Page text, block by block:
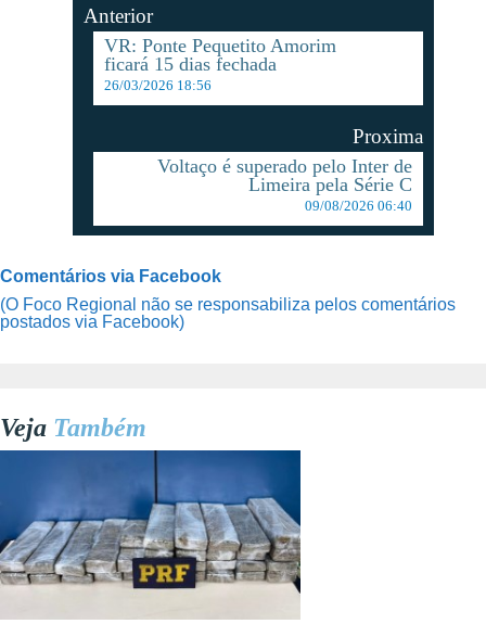
Anterior
VR: Ponte Pequetito Amorim
ficará 15 dias fechada
26/03/2026 18:56
Proxima
Voltaço é superado pelo Inter de
Limeira pela Série C
09/08/2026 06:40
Comentários via Facebook
(O Foco Regional não se responsabiliza pelos comentários
postados via Facebook)
Veja Também